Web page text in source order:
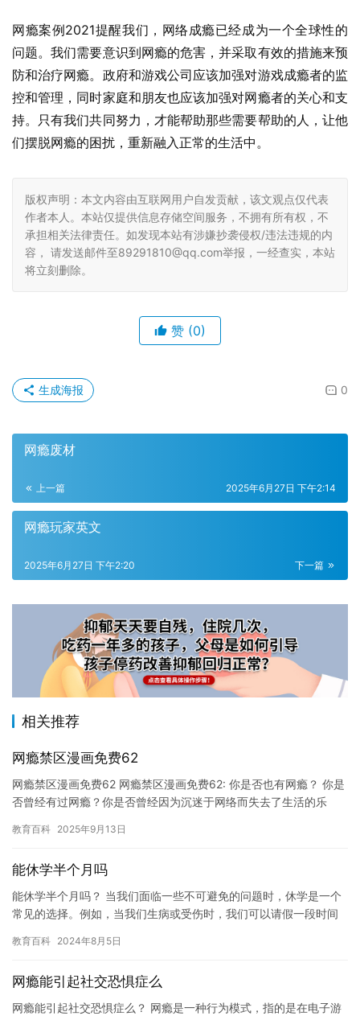
网瘾案例2021提醒我们，网络成瘾已经成为一个全球性的
问题。我们需要意识到网瘾的危害，并采取有效的措施来预
防和治疗网瘾。政府和游戏公司应该加强对游戏成瘾者的监
控和管理，同时家庭和朋友也应该加强对网瘾者的关心和支
持。只有我们共同努力，才能帮助那些需要帮助的人，让他
们摆脱网瘾的困扰，重新融入正常的生活中。
版权声明：本文内容由互联网用户自发贡献，该文观点仅代表
作者本人。本站仅提供信息存储空间服务，不拥有所有权，不
承担相关法律责任。如发现本站有涉嫌抄袭侵权/违法违规的内
容， 请发送邮件至89291810@qq.com举报，一经查实，本站
将立刻删除。
赞 (0)
0
生成海报
网瘾废材
上一篇 2025年6月27日 下午2:14
网瘾玩家英文
下一篇
2025年6月27日 下午2:20
相关推荐
网瘾禁区漫画免费62
网瘾禁区漫画免费62 网瘾禁区漫画免费62: 你是否也有网瘾？ 你是
否曾经有过网瘾？你是否曾经因为沉迷于网络而失去了生活的乐
教育百科 2025年9月13日
能休学半个月吗
能休学半个月吗？ 当我们面临一些不可避免的问题时，休学是一个
常见的选择。例如，当我们生病或受伤时，我们可以请假一段时间
可以…
教育百科 2024年8月5日
网瘾能引起社交恐惧症么
网瘾能引起社交恐惧症么？ 网瘾是一种行为模式，指的是在电子游